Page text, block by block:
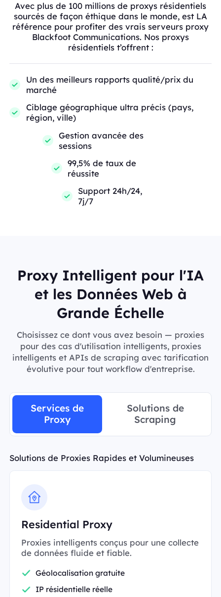
Avec plus de 100 millions de proxys résidentiels
sourcés de façon éthique dans le monde, est LA
référence pour profiter des vrais serveurs proxy
Blackfoot Communications. Nos proxys
résidentiels t’offrent :
Un des meilleurs rapports qualité/prix du
marché
Ciblage géographique ultra précis (pays,
région, ville)
Gestion avancée des
sessions
99,5% de taux de
réussite
Support 24h/24,
7j/7
Proxy Intelligent pour l'IA
et les Données Web à
Grande Échelle
Choisissez ce dont vous avez besoin — proxies
pour des cas d'utilisation intelligents, proxies
intelligents et APIs de scraping avec tarification
évolutive pour tout workflow d'entreprise.
Services de
Proxy
Solutions de
Scraping
Solutions de Proxies Rapides et Volumineuses
Residential Proxy
Proxies intelligents conçus pour une collecte
de données fluide et fiable.
Géolocalisation gratuite
IP résidentielle réelle